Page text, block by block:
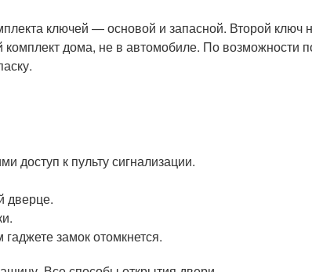
ключей — основой и запасной. Второй ключ
дома, не в автомобиле. По возможности
доступ к пульту сигнализации.
дверце.
замок отомкнется.